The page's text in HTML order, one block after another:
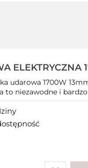
ELEKTRYCZNA
udarowa 1700W
to niezawodne i